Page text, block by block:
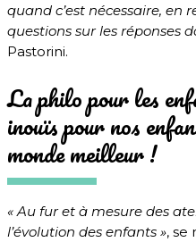
quand c’est nécessaire, en
questions sur les réponses
Pastorini.
La philo pour les
inouïs pour nos
monde meilleur !
« Au fur et à mesure des
l’évolution des enfants », se